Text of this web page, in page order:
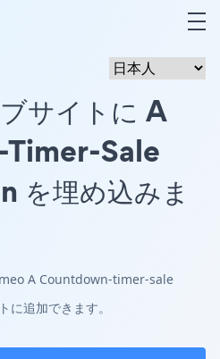
サイトに A
Sale
を埋め込みま
A Countdown-timer-sale
追加できます。